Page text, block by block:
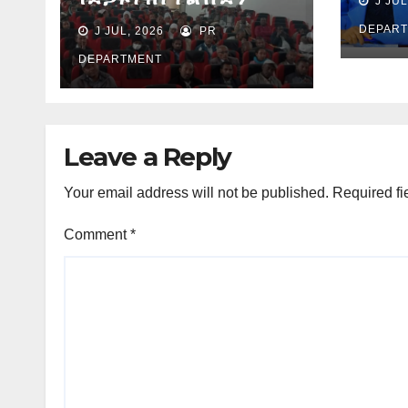
የማጠቃለያ ግብረ መልስ ሰጠ
J JUL, 2026 PR
DEPARTMENT
Leave a Reply
Your email address will not be published. Required
Comment*